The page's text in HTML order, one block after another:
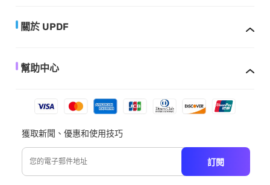
關於 UPDF
幫助中心
獲取新聞、優惠和使用技巧
訂閱